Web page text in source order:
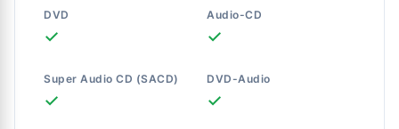
DVD
✓
Audio-CD
✓
Super Audio CD (SACD)
✓
DVD-Audio
✓